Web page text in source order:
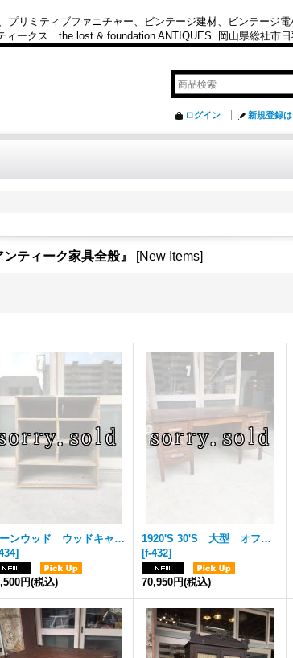
リミティブファニチャー、ビンテージ建材、ビンテージ
ィークス the lost & foundation ANTIQUES. 岡山県総社市日
ログイン 新規登録
ィーク家具全般』 [New Items]
バーンウッド ウッドキャビネット 店舗什器 靴箱 シューストレージ アメリカンヘリテージ ホームメイド 4段 シャビーシック ウッド アンティーク ビンテージ
]
円(税込)
1920'S 30'S 大型 オフィスデスク wood desk 木製デスク ウッドテーブル ウッドデスク 3段ドロワー シャビーシック 店舗什器 アンティーク ビンテージ
[f-432]
70,950円(税込)